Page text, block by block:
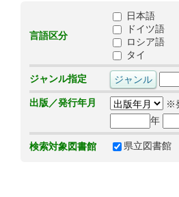
言語区分
日本語
ドイツ語
ロシア語
タイ
ジャンル指定
出版／発行年月
※
年
検索対象図書館 県立図書館